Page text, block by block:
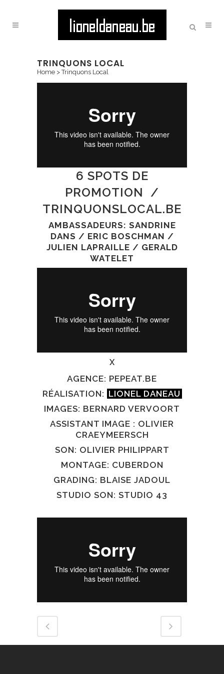
TRINQUONS LOCAL
Home >Trinquons Local
6 SPOTS DE
PROMOTION /
TRINQUONSLOCAL.BE
AMBASSADEURS: SANDRINE
DANS / ERIC BOSCHMAN /
JULIEN LAPRAILLE / GERALD
WATELET
X
AGENCE: PEPEAT.BE
RÉALISATION: LIONEL DANEAU
IMAGES: BERNARD VERVOORT
ASSISTANT IMAGE : OLIVIER
CRAEYMEERSCH
SON: OLIVIER PHILIPPART
MONTAGE: CUBERDON
GRADING: BLAISE JADOUL
STUDIO SON: STUDIO 43